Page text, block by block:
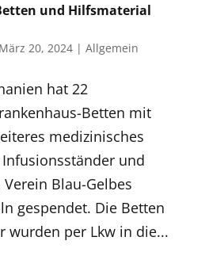
und Hilfsmaterial
März 20, 2024| Allgemein
hat 22
Betten mit
medizinisches
und
Blau-Gelbes
gespendet. Die Betten
wurden per Lkw in die...